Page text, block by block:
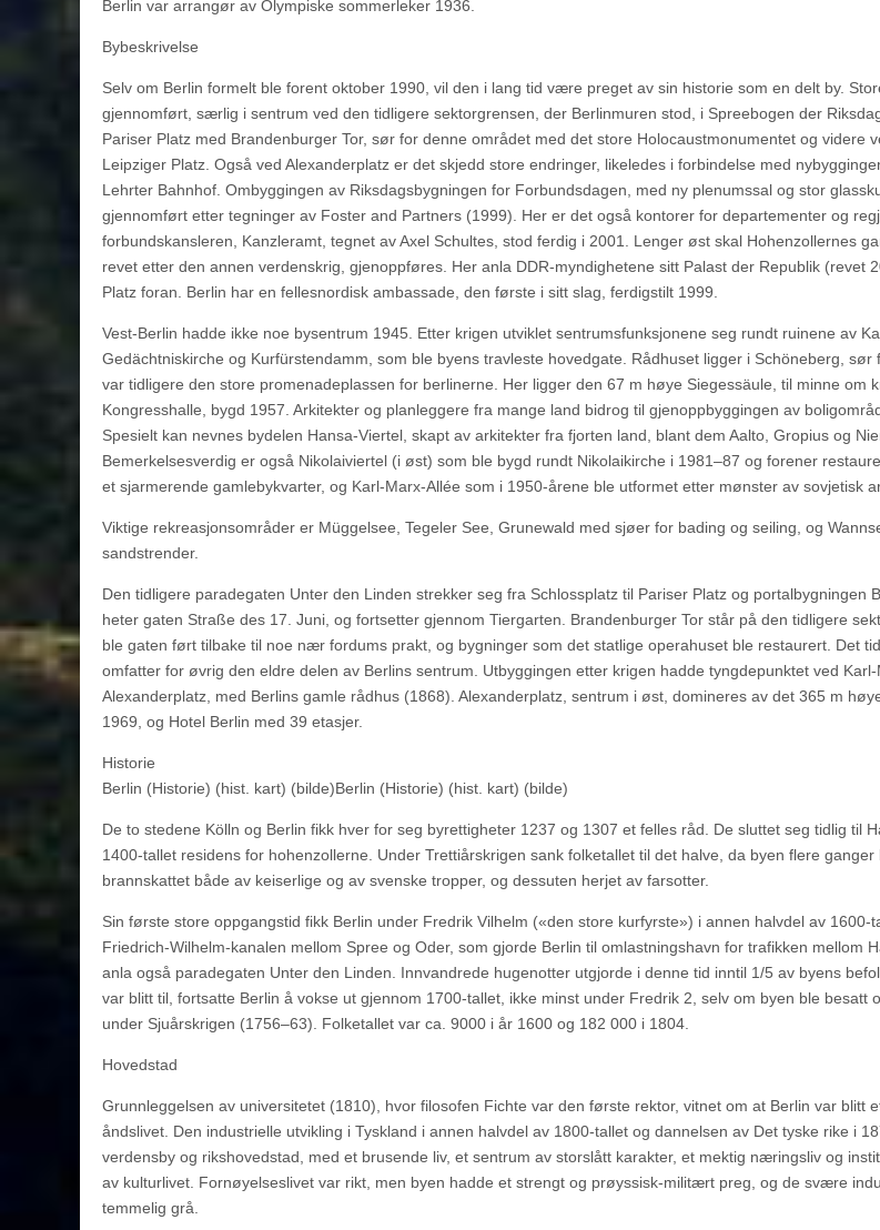
Berlin var arrangør av Olympiske sommerleker 1936.
Bybeskrivelse
Selv om Berlin formelt ble forent oktober 1990, vil den i lang tid være preget av sin historie som en delt by.
gjennomført, særlig i sentrum ved den tidligere sektorgrensen, der Berlinmuren stod, i Spreebogen der
Pariser Platz med Brandenburger Tor, sør for denne området med det store Holocaustmonumentet og videre
Leipziger Platz. Også ved Alexanderplatz er det skjedd store endringer, likeledes i forbindelse med
Lehrter Bahnhof. Ombyggingen av Riksdagsbygningen for Forbundsdagen, med ny plenumssal og stor
gjennomført etter tegninger av Foster and Partners (1999). Her er det også kontorer for departementer og
forbundskansleren, Kanzleramt, tegnet av Axel Schultes, stod ferdig i 2001. Lenger øst skal Hohenzollernes
revet etter den annen verdenskrig, gjenoppføres. Her anla DDR-myndighetene sitt Palast der Republik (revet
Platz foran. Berlin har en fellesnordisk ambassade, den første i sitt slag, ferdigstilt 1999.
Vest-Berlin hadde ikke noe bysentrum 1945. Etter krigen utviklet sentrumsfunksjonene seg rundt ruinene av
Gedächtniskirche og Kurfürstendamm, som ble byens travleste hovedgate. Rådhuset ligger i Schöneberg, sør
var tidligere den store promenadeplassen for berlinerne. Her ligger den 67 m høye Siegessäule, til minne om
Kongresshalle, bygd 1957. Arkitekter og planleggere fra mange land bidrog til gjenoppbyggingen av
Spesielt kan nevnes bydelen Hansa-Viertel, skapt av arkitekter fra fjorten land, blant dem Aalto, Gropius og
Bemerkelsesverdig er også Nikolaiviertel (i øst) som ble bygd rundt Nikolaikirche i 1981–87 og forener
et sjarmerende gamlebykvarter, og Karl-Marx-Allée som i 1950-årene ble utformet etter mønster av sovjetisk
Viktige rekreasjonsområder er Müggelsee, Tegeler See, Grunewald med sjøer for bading og seiling, og
sandstrender.
Den tidligere paradegaten Unter den Linden strekker seg fra Schlossplatz til Pariser Platz og portalbygningen
heter gaten Straße des 17. Juni, og fortsetter gjennom Tiergarten. Brandenburger Tor står på den tidligere
ble gaten ført tilbake til noe nær fordums prakt, og bygninger som det statlige operahuset ble restaurert. Det
omfatter for øvrig den eldre delen av Berlins sentrum. Utbyggingen etter krigen hadde tyngdepunktet ved
Alexanderplatz, med Berlins gamle rådhus (1868). Alexanderplatz, sentrum i øst, domineres av det 365 m
1969, og Hotel Berlin med 39 etasjer.
Historie
Berlin (Historie) (hist. kart) (bilde)Berlin (Historie) (hist. kart) (bilde)
De to stedene Kölln og Berlin fikk hver for seg byrettigheter 1237 og 1307 et felles råd. De sluttet seg tidlig til
1400-tallet residens for hohenzollerne. Under Trettiårskrigen sank folketallet til det halve, da byen flere ganger
brannskattet både av keiserlige og av svenske tropper, og dessuten herjet av farsotter.
Sin første store oppgangstid fikk Berlin under Fredrik Vilhelm («den store kurfyrste») i annen halvdel av 1600-
Friedrich-Wilhelm-kanalen mellom Spree og Oder, som gjorde Berlin til omlastningshavn for trafikken mellom
anla også paradegaten Unter den Linden. Innvandrede hugenotter utgjorde i denne tid inntil 1/5 av byens
var blitt til, fortsatte Berlin å vokse ut gjennom 1700-tallet, ikke minst under Fredrik 2, selv om byen ble besatt
under Sjuårskrigen (1756–63). Folketallet var ca. 9000 i år 1600 og 182 000 i 1804.
Hovedstad
Grunnleggelsen av universitetet (1810), hvor filosofen Fichte var den første rektor, vitnet om at Berlin var blitt
åndslivet. Den industrielle utvikling i Tyskland i annen halvdel av 1800-tallet og dannelsen av Det tyske rike i
verdensby og rikshovedstad, med et brusende liv, et sentrum av storslått karakter, et mektig næringsliv og
av kulturlivet. Fornøyelseslivet var rikt, men byen hadde et strengt og prøyssisk-militært preg, og de svære
temmelig grå.